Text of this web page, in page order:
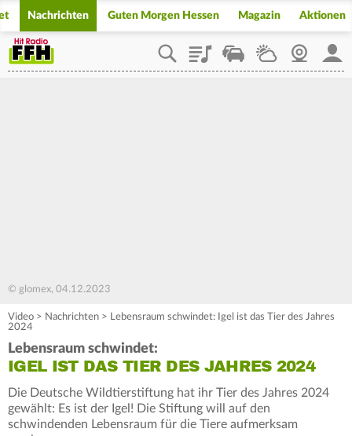
Nachrichten Guten Morgen Hessen Magazin Aktionen
PlaylistStaupilotWetterWebcam
© glomex, 04.12.2023
Video > Nachrichten > Lebensraum schwindet: Igel ist das Tier des Jahres
2024
Lebensraum schwindet:
IGEL IST DAS TIER DES JAHRES 2024
Die Deutsche Wildtierstiftung hat ihr Tier des Jahres 2024
gewählt: Es ist der Igel! Die Stiftung will auf den
schwindenden Lebensraum für die Tiere aufmerksam